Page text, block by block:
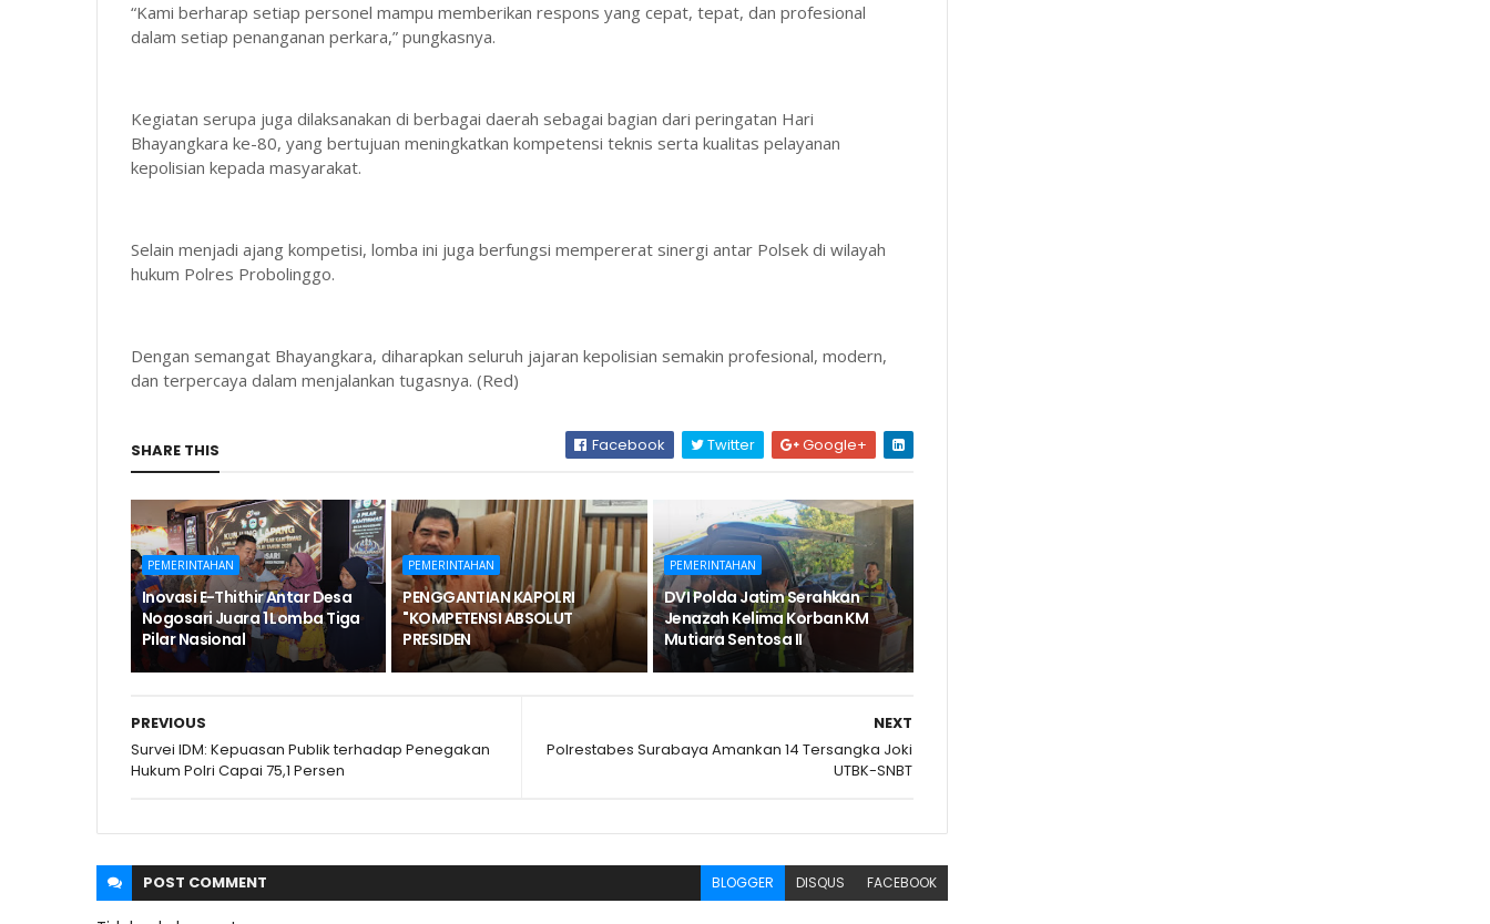
“Kami berharap setiap personel mampu memberikan respons yang cepat, tepat, dan profesional
dalam setiap penanganan perkara,” pungkasnya.
Kegiatan serupa juga dilaksanakan di berbagai daerah sebagai bagian dari peringatan Hari
Bhayangkara ke-80, yang bertujuan meningkatkan kompetensi teknis serta kualitas pelayanan
kepolisian kepada masyarakat.
Selain menjadi ajang kompetisi, lomba ini juga berfungsi mempererat sinergi antar Polsek di wilayah
hukum Polres Probolinggo.
Dengan semangat Bhayangkara, diharapkan seluruh jajaran kepolisian semakin profesional, modern,
dan terpercaya dalam menjalankan tugasnya. (Red)
SHARE THIS Facebook Twitter Google+
PEMERINTAHAN
Inovasi E-Thithir Antar Desa
Nogosari Juara 1 Lomba Tiga
Pilar Nasional
PEMERINTAHAN
PENGGANTIAN KAPOLRI
"KOMPETENSI ABSOLUT
PRESIDEN
PEMERINTAHAN
DVI Polda Jatim Serahkan
Jenazah Kelima Korban KM
Mutiara Sentosa II
NEXT
Polrestabes Surabaya Amankan 14 Tersangka Joki
UTBK-SNBT
PREVIOUS
Survei IDM: Kepuasan Publik terhadap Penegakan
Hukum Polri Capai 75,1 Persen
POST COMMENT BLOGGER DISQUS FACEBOOK